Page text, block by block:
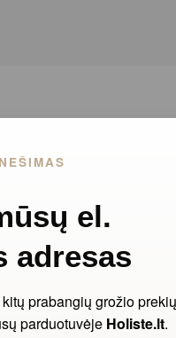
el.
adresas
prabangių grožio prekių
parduotuvėje Holiste.lt.